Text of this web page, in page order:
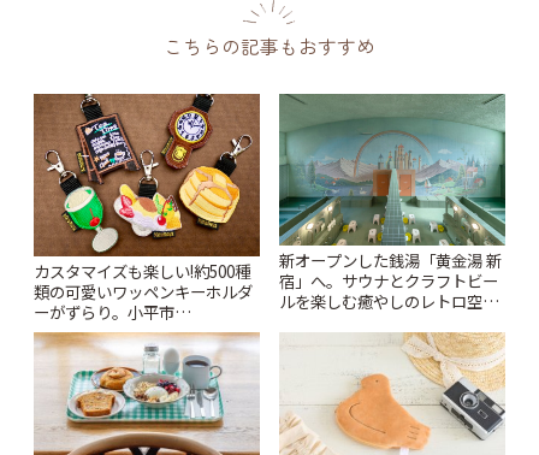
こちらの記事もおすすめ
カスタマイズも楽しい!約500種
類の可愛いワッペンキーホルダ
ーがずらり。小平市
「Kimamaya T&K」 | ことりっ
ぷ
新オープンした銭湯「黄金湯 新
宿」へ。サウナとクラフトビー
ルを楽しむ癒やしのレトロ空間